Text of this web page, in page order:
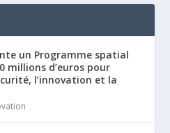
un Programme spatial
millions d’euros pour
l’innovation et la